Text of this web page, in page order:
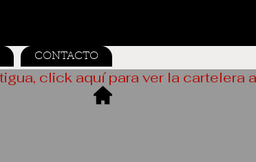
CONTACTO